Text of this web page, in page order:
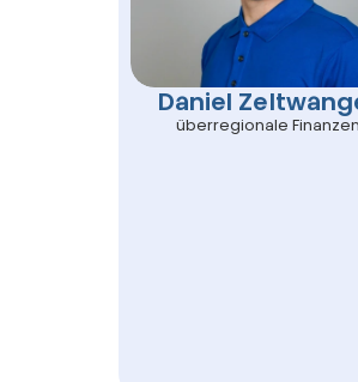
Daniel
überregionale Finanzen